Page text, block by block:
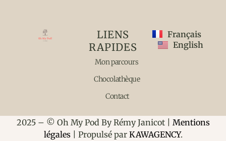
LIENS
RAPIDES
Mon parcours
Chocolathèque
Contact
Français
English
2025 – © Oh My Pod By Rémy Janicot | Mentions
légales| Propulsé par KAWAGENCY.